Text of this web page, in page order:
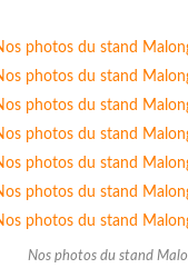
Nos photos du stand